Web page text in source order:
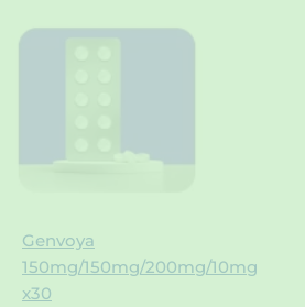
Genvoya
150mg/150mg/200mg/10mg
x30